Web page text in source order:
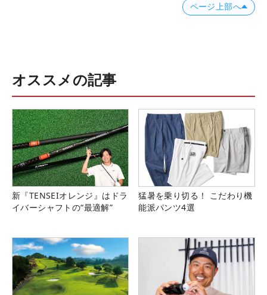
ページ上部へ
オススメの記事
新『TENSEIオレンジ』はドラ
イバーシャフトの“最適解”
猛暑を乗り切る！ こだわり機
能派パンツ4選